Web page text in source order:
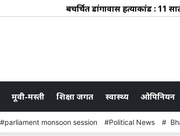
बहुचर्चित डांगावास हत्याकांड : 11 साल
मूवी-मस्ती शिक्षा जगत स्वास्थ्य ओपिनियन
parliament monsoon session Political News